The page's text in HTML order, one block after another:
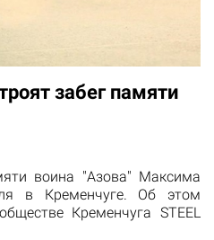
забег памяти
воина "Азова" Максима
в Кременчуге. Об этом
Кременчуга STEEL